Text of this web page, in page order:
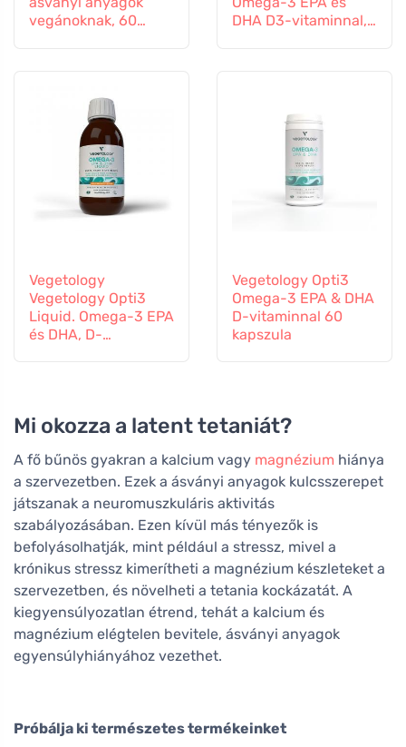
vegánoknak, 60
DHA D3-vitaminnal,
Vegetology
Vegetology Opti3
Liquid. Omega-3 EPA
és DHA, D-
Vegetology Opti3
Omega-3 EPA & DHA
D-vitaminnal 60
kapszula
Mi okozza a latent tetaniát?
A fő bűnös gyakran a kalcium vagy magnézium hiánya
a szervezetben. Ezek a ásványi anyagok kulcsszerepet
játszanak a neuromuszkuláris aktivitás
szabályozásában. Ezen kívül más tényezők is
befolyásolhatják, mint például a stressz, mivel a
krónikus stressz kimerítheti a magnézium készleteket a
szervezetben, és növelheti a tetania kockázatát. A
kiegyensúlyozatlan étrend, tehát a kalcium és
magnézium elégtelen bevitele, ásványi anyagok
egyensúlyhiányához vezethet.
Próbálja ki természetes termékeinket